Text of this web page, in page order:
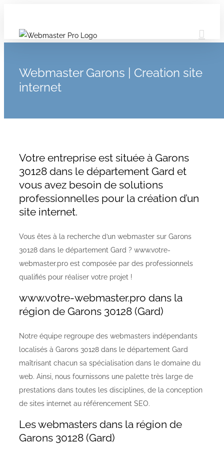
Webmaster Garons | Creation site
internet
Votre entreprise est située à Garons
30128 dans le département Gard et
vous avez besoin de solutions
professionnelles pour la création d’un
site internet.
Vous êtes à la recherche d’un webmaster sur Garons
30128 dans le département Gard ? www.votre-
webmaster.pro est composée par des professionnels
qualifiés pour réaliser votre projet !
www.votre-webmaster.pro dans la
région de Garons 30128 (Gard)
Notre équipe regroupe des webmasters indépendants
localisés à Garons 30128 dans le département Gard
maîtrisant chacun sa spécialisation dans le domaine du
web. Ainsi, nous fournissons une palette très large de
prestations dans toutes les disciplines, de la conception
de sites internet au référencement SEO.
Les webmasters dans la région de
Garons 30128 (Gard)